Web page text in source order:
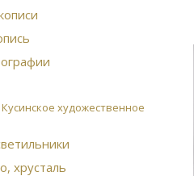
художественное
хрусталь